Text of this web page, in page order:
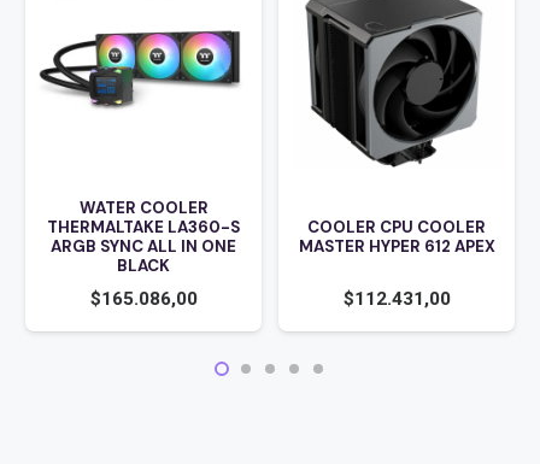
WATER COOLER
THERMALTAKE LA360-S
ARGB SYNC ALL IN ONE
BLACK
$165.086,00
COOLER CPU COOLER
MASTER HYPER 612 APEX
$112.431,00